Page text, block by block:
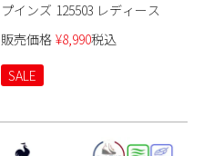
プインズ 125503 レディース
販売価格 ¥8,990税込
SALE